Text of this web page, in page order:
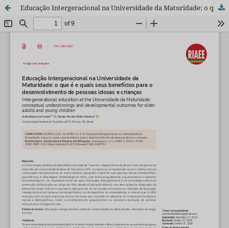
Educação Intergeracional na Universidade da Maturidade: o que é e quais seus benefícios para o desenvolvimento de pessoas idosas e crianças